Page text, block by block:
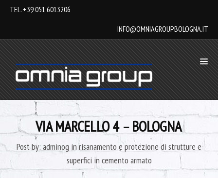
TEL. +39 051 6013206
INFO@OMNIAGROUPBOLOGNA.IT
VIA MARCELLO 4 – BOLOGNA
Post by: adminog inrisanamento e protezione di strutture e
superfici in cemento armato